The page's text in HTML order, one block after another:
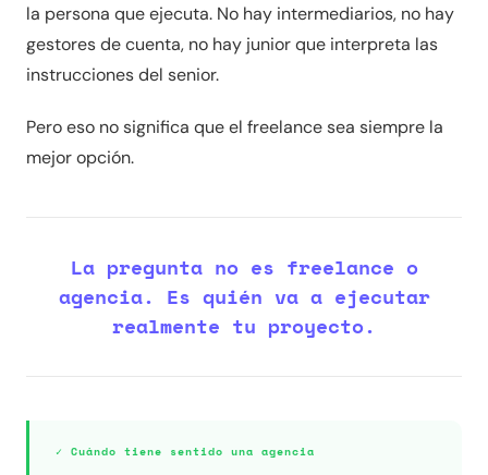
la persona que ejecuta. No hay intermediarios, no hay
gestores de cuenta, no hay junior que interpreta las
instrucciones del senior.
Pero eso no significa que el freelance sea siempre la
mejor opción.
La pregunta no es freelance o
agencia. Es quién va a ejecutar
realmente tu proyecto.
✓ Cuándo tiene sentido una agencia